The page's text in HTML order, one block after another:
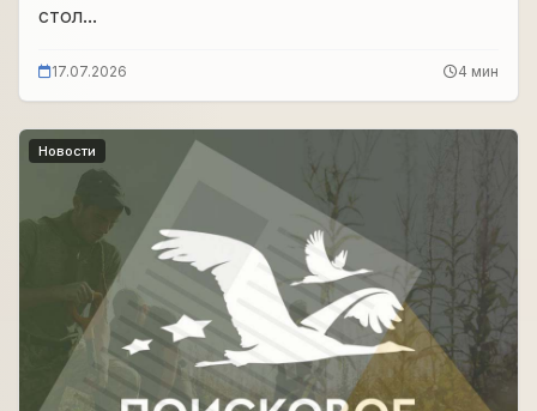
стол...
17.07.2026 4 мин
Новости